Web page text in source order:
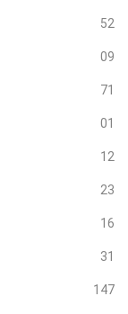
52
09
71
01
12
23
16
31
147